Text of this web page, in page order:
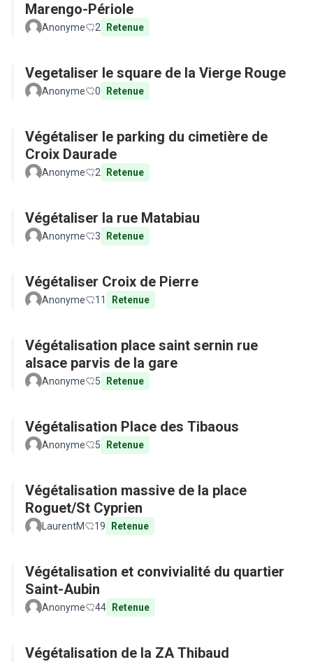
Marengo-Périole
Anonyme 2 Retenue
Vegetaliser le square de la Vierge Rouge
Anonyme 0 Retenue
Végétaliser le parking du cimetière de
Croix Daurade
Anonyme 2 Retenue
Végétaliser la rue Matabiau
Anonyme 3 Retenue
Végétaliser Croix de Pierre
Anonyme 11 Retenue
Végétalisation place saint sernin rue
alsace parvis de la gare
Anonyme 5 Retenue
Végétalisation Place des Tibaous
Anonyme 5 Retenue
Végétalisation massive de la place
Roguet/St Cyprien
LaurentM 19 Retenue
Végétalisation et convivialité du quartier
Saint-Aubin
Anonyme 44 Retenue
Végétalisation de la ZA Thibaud